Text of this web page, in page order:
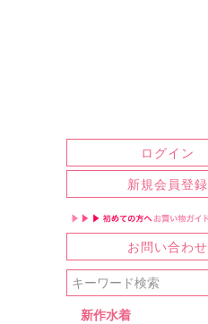
ログイン
新規会員登録
お問い合わせ
新作水着